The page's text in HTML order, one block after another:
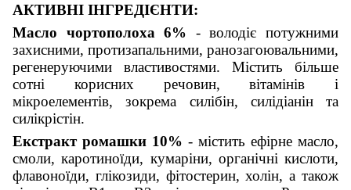
АКТИВНІ ІНГРЕДІЄНТИ:
Масло чортополоха 6% - володіє потужними
захисними, протизапальними, ранозагоювальними,
регенеруючими властивостями. Містить більше
сотні корисних речовин, вітамінів і
мікроелементів, зокрема силібін, силідіанін та
силікрістін.
Екстракт ромашки 10% - містить ефірне масло,
смоли, каротиноїди, кумаріни, органічні кислоти,
флавоноїди, глікозиди, фітостерин, холін, а також